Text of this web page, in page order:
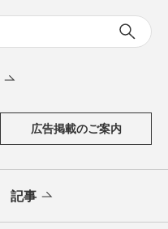
広告掲載のご案内
記事